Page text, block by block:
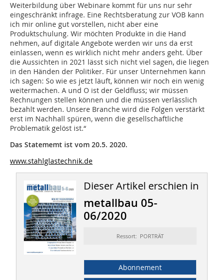
Weiterbildung über Webinare kommt für uns nur sehr
eingeschränkt infrage. Eine Rechtsberatung zur VOB kann
ich mir online gut vorstellen, nicht aber eine
Produktschulung. Wir möchten Produkte in die Hand
nehmen, auf digitale Angebote werden wir uns da erst
einlassen, wenn es wirklich nicht mehr anders geht. Über
die Aussichten in 2021 lässt sich nicht viel sagen, die liegen
in den Händen der Politiker. Für unser Unternehmen kann
ich sagen: So wie es jetzt läuft, können wir noch ein wenig
weitermachen. A und O ist der Geldfluss; wir müssen
Rechnungen stellen können und die müssen verlässlich
bezahlt werden. Unsere Branche wird die Folgen verstärkt
erst im Nachhall spüren, wenn die gesellschaftliche
Problematik gelöst ist.“
Das Statememt ist vom 20.5. 2020.
www.stahlglastechnik.de
Dieser Artikel erschien in
metallbau 05-
06/2020
Ressort: PORTRÄT
Abonnement